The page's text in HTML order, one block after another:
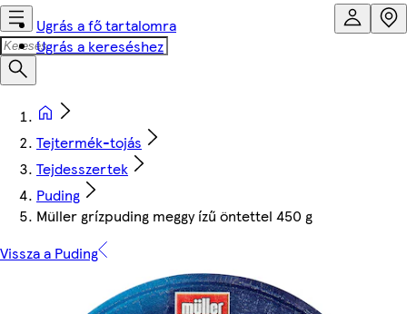
Ugrás a fő tartalomra
Ugrás a kereséshez
Tejtermék-tojás
Tejdesszertek
Puding
Müller grízpuding meggy ízű öntettel 450 g
Vissza a Puding